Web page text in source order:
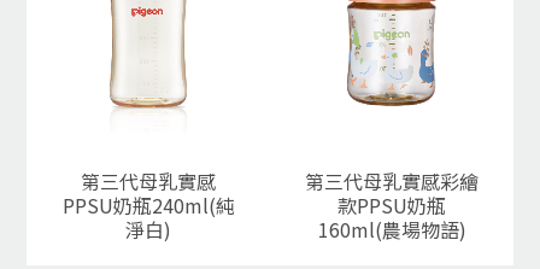
第三代母乳實感
PPSU奶瓶240ml(純
淨白)
第三代母乳實感彩繪
款PPSU奶瓶
160ml(農場物語)